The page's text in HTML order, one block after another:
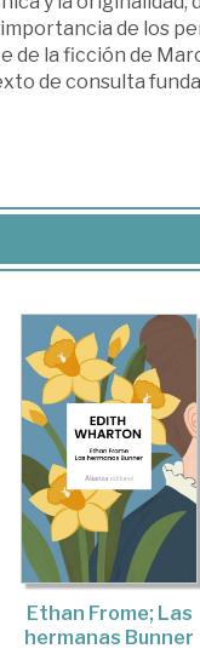
de los
de la ficción de
de consulta
Ethan Frome; Las
hermanas Bunner